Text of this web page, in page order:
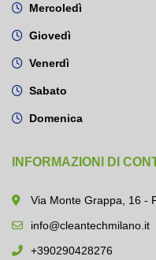
Mercoledì
Giovedì
Venerdì
Sabato
Domenica
INFORMAZIONI DI
Via Monte Grappa, 16 -
info@cleantechmilano.it
+390290428276